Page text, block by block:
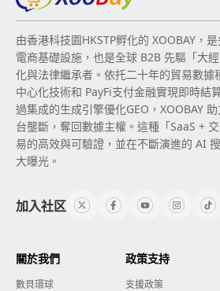
由香港科技園HKSTP孵化的 XOOBAY，
電商基礎設施，也是全球 B2B 先驅「大
化與法律繼承者。依托二十年的貿易數據
中心化技術和 PayFi支付金融實現即時結
過集成的生成引擎優化GEO，XOOBAY
台壟斷，奪回數據主權。這種「SaaS +
易的高效與可驗證，並在不斷演進的 AI
大曝光。
加入社区
關於我們
數貝環球
政策支持
支援政策